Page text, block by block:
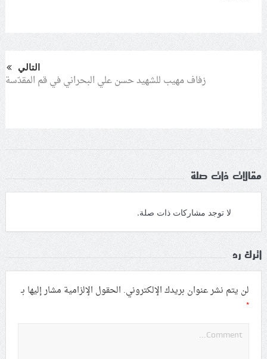
التالي
زفاف مهيب للشهيد حسن علي البحراني في قم المقدّسة
مقالات ذات صلة
لا توجد مشاركات ذات صلة.
اترك رد
لن يتم نشر عنوان بريدك الإلكتروني. الحقول الإلزامية مشار إليها بـ
*